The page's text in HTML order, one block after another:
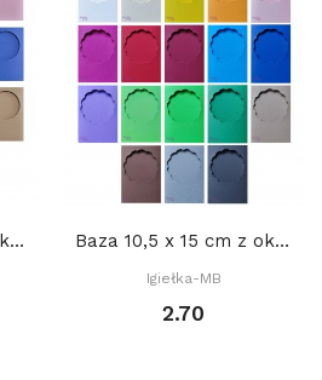
Baza 10,5 x 15 cm z okienkiem KOŁO 8 cm,... Baza 10,5 x 15 cm z okienkiem KOŁO DEKORACYJNE...
Igiełka-MB
2.70